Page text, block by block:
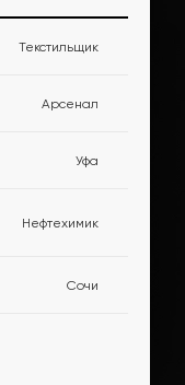
Текстильщик
Арсенал
Уфа
Нефтехимик
Сочи